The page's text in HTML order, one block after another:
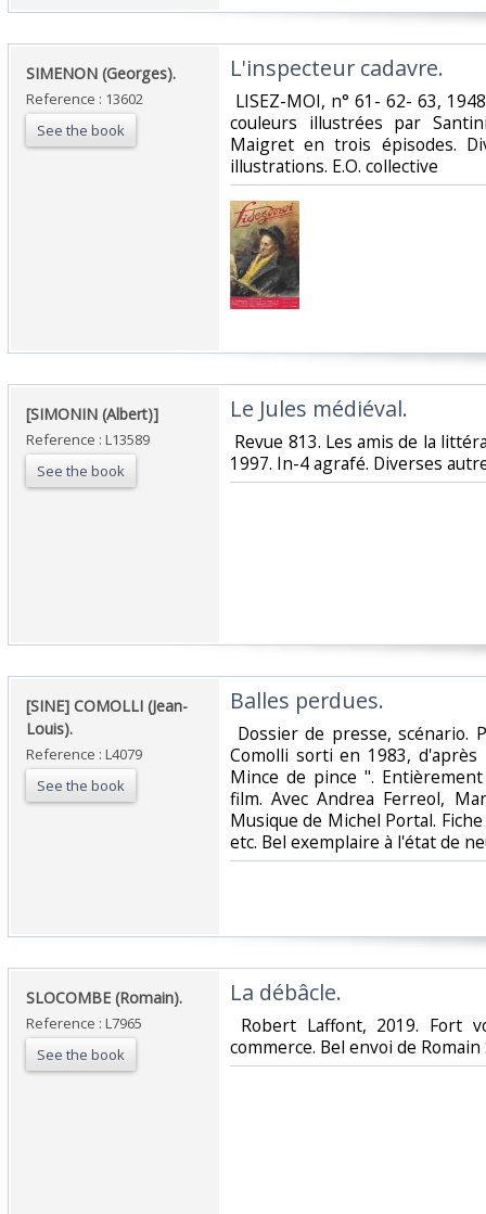
‎SIMENON (Georges).‎
Reference : 13602
See the book
‎L'inspecteur cadavre.‎
LISEZ-MOI, n° 61- 62- 63,
couleurs illustrées par
Maigret en trois épisodes.
illustrations. E.O. collective ‎
‎[SIMONIN (Albert)]‎
Reference : L13589
See the book
‎Le Jules médiéval.‎
Revue 813. Les amis de la
1997. In-4 agrafé. Diverses
‎[SINE] COMOLLI (Jean-
Louis).‎
Reference : L4079
See the book
‎Balles perdues.‎
Dossier de presse, scénario.
Comolli sorti en 1983,
Mince de pince ".
film. Avec Andrea Ferreol,
Musique de Michel Portal.
etc. Bel exemplaire à l'état de
‎SLOCOMBE (Romain).‎
Reference : L7965
See the book
‎La débâcle. ‎
Robert Laffont, 2019. Fort
commerce. Bel envoi de Romain